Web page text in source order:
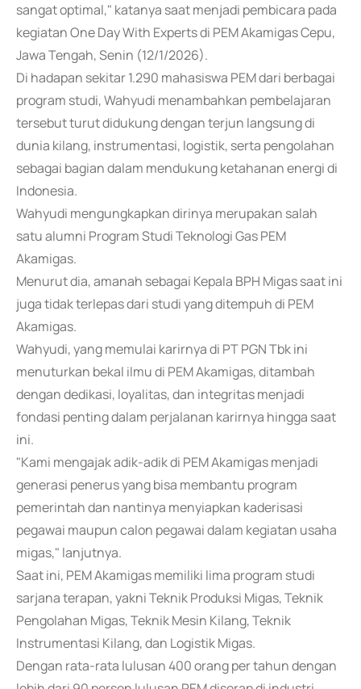
sangat optimal," katanya saat menjadi pembicara pada
kegiatan One Day With Experts di PEM Akamigas Cepu,
Jawa Tengah, Senin (12/1/2026).
Di hadapan sekitar 1.290 mahasiswa PEM dari berbagai
program studi, Wahyudi menambahkan pembelajaran
tersebut turut didukung dengan terjun langsung di
dunia kilang, instrumentasi, logistik, serta pengolahan
sebagai bagian dalam mendukung ketahanan energi di
Indonesia.
Wahyudi mengungkapkan dirinya merupakan salah
satu alumni Program Studi Teknologi Gas PEM
Akamigas.
Menurut dia, amanah sebagai Kepala BPH Migas saat ini
juga tidak terlepas dari studi yang ditempuh di PEM
Akamigas.
Wahyudi, yang memulai karirnya di PT PGN Tbk ini
menuturkan bekal ilmu di PEM Akamigas, ditambah
dengan dedikasi, loyalitas, dan integritas menjadi
fondasi penting dalam perjalanan karirnya hingga saat
ini.
"Kami mengajak adik-adik di PEM Akamigas menjadi
generasi penerus yang bisa membantu program
pemerintah dan nantinya menyiapkan kaderisasi
pegawai maupun calon pegawai dalam kegiatan usaha
migas," lanjutnya.
Saat ini, PEM Akamigas memiliki lima program studi
sarjana terapan, yakni Teknik Produksi Migas, Teknik
Pengolahan Migas, Teknik Mesin Kilang, Teknik
Instrumentasi Kilang, dan Logistik Migas.
Dengan rata-rata lulusan 400 orang per tahun dengan